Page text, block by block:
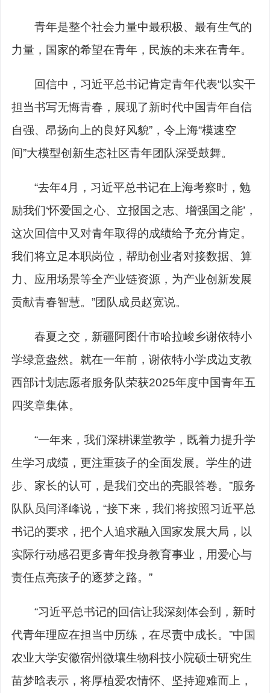
青年是整个社会力量中最积极、最有生气的
力量，国家的希望在青年，民族的未来在青年。
回信中，习近平总书记肯定青年代表“以实干
担当书写无悔青春，展现了新时代中国青年自信
自强、昂扬向上的良好风貌”，令上海“模速空
间”大模型创新生态社区青年团队深受鼓舞。
“去年4月，习近平总书记在上海考察时，勉
励我们‘怀爱国之心、立报国之志、增强国之能’，
这次回信中又对青年取得的成绩给予充分肯定。
我们将立足本职岗位，帮助创业者对接数据、算
力、应用场景等全产业链资源，为产业创新发展
贡献青春智慧。”团队成员赵宽说。
春夏之交，新疆阿图什市哈拉峻乡谢依特小
学绿意盎然。就在一年前，谢依特小学戍边支教
西部计划志愿者服务队荣获2025年度中国青年五
四奖章集体。
“一年来，我们深耕课堂教学，既着力提升学
生学习成绩，更注重孩子的全面发展。学生的进
步、家长的认可，是我们交出的亮眼答卷。”服务
队队员闫泽峰说，“接下来，我们将按照习近平总
书记的要求，把个人追求融入国家发展大局，以
实际行动感召更多青年投身教育事业，用爱心与
责任点亮孩子的逐梦之路。”
“习近平总书记的回信让我深刻体会到，新时
代青年理应在担当中历练，在尽责中成长。”中国
农业大学安徽宿州微壤生物科技小院硕士研究生
苗梦晗表示，将厚植爱农情怀、坚持迎难而上，